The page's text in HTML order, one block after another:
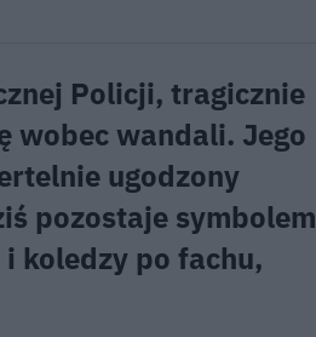
Policji, tragicznie
wobec wandali. Jego
ugodzony
pozostaje symbolem
koledzy po fachu,